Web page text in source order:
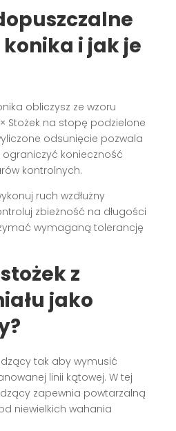
i jak je
obliczysz ze wzoru
Stożek na stopę podzielone
odsunięcie pozwala
konieczność
kontrolnych.
ruch wzdłużny
zbieżność na długości
wymaganą tolerancję
z
jako
tak aby wymusić
linii kątowej. W tej
zapewnia powtarzalną
niewielkich wahania